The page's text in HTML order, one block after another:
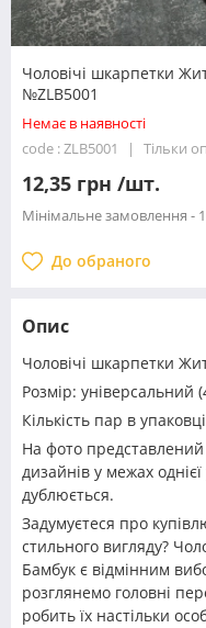
Чоловічі шкарпетки
№ZLB5001
Немає в наявності
code : ZLB5001
Тільки
12,35 грн /шт.
Мінімальне замовлення -
До обраного
Опис
Чоловічі шкарпетки
Розмір: універсальний
Кількість пар в
На фото представлений
дизайнів у межах
дублюється.
Задумуєтеся про
стильного вигляду?
Бамбук є відмінним
розглянемо головні
робить їх настільки